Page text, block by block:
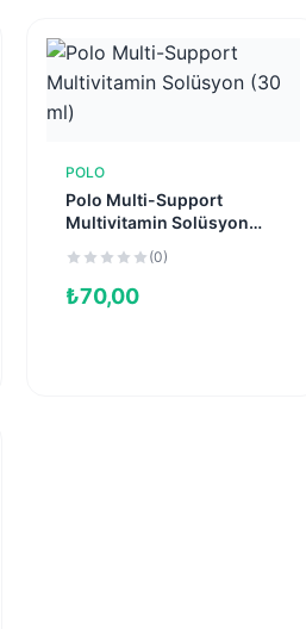
POLO
Polo Multi-Support
Multivitamin Solüsyon
(0)
₺70,00